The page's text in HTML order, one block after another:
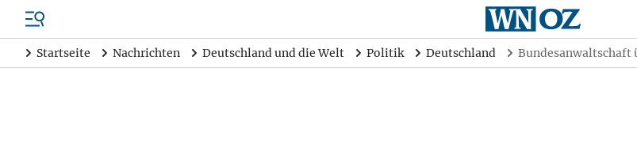
Startseite Nachrichten Deutschland und die Welt Politik Deutschland